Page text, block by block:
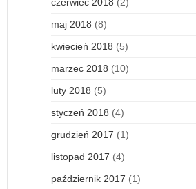
czerwiec 2018 (2)
maj 2018 (8)
kwiecień 2018 (5)
marzec 2018 (10)
luty 2018 (5)
styczeń 2018 (4)
grudzień 2017 (1)
listopad 2017 (4)
październik 2017 (1)